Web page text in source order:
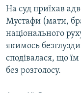
На суд приїхав
Мустафи (мати,
національного
якимось
сподівалася, що
без розголосу.